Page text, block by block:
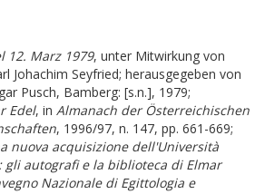
12. Marz 1979, unter Mitwirkung von
Johachim Seyfried; herausgegeben von
Pusch, Bamberg: [s.n.], 1979;
Edel, in Almanach der Österreichischen
, 1996/97, n. 147, pp. 661-669;
nuova acquisizione dell'Università
autografi e la biblioteca di Elmar
Nazionale di Egittologia e